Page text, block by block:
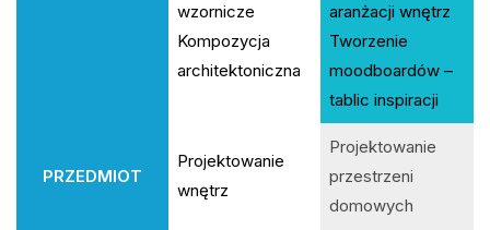
wzornicze
Kompozycja
architektoniczna
aranżacji wnętrz
Tworzenie
moodboardów –
tablic inspiracji
PRZEDMIOT
Projektowanie
wnętrz
Projektowanie
przestrzeni
domowych